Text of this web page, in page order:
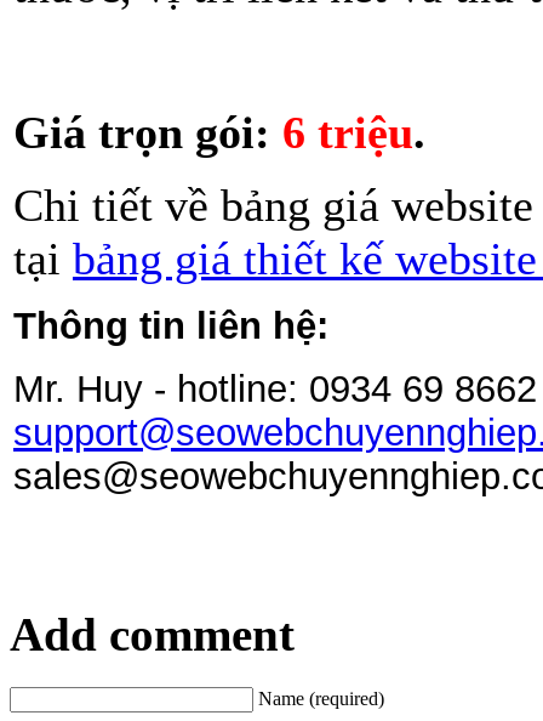
Giá trọn gói: 6 triệu.
Chi tiết về bảng giá
tại bảng giá thiết kế
Thông tin liên hệ:
Mr. Huy - hotline: 0934 69
sales
Add comment
Name (required)